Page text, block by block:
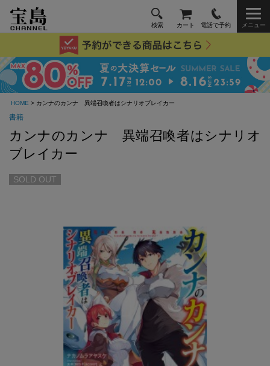
検索 カート 電話で予約 メニュー
HOME > カンナのカンナ 異端召喚者はシナリオブレイカー
書籍
カンナのカンナ 異端召喚者はシナリオ
ブレイカー
SOLD OUT